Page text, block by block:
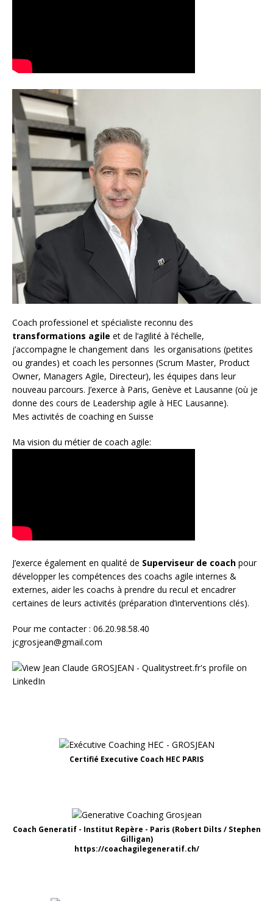
Coach professionel et spécialiste reconnu des
transformations agile et de l‘agilité à l’échelle,
j’accompagne le changement dans les organisations (petites
ou grandes) et coach les personnes (Scrum Master, Product
Owner, Managers Agile, Directeur), les équipes dans leur
nouveau parcours. J’exerce à Paris, Genève et Lausanne (où je
donne des cours de Leadership agile à HEC Lausanne).
Mes activités de coaching en Suisse
Ma vision du métier de coach agile:
J’exerce également en qualité de Superviseur de coach pour
développer les compétences des coachs agile internes &
externes, aider les coachs à prendre du recul et encadrer
certaines de leurs activités (préparation d’interventions clés).
Pour me contacter : 06.20.98.58.40
jcgrosjean@gmail.com
Certifié Executive Coach HEC PARIS
Coach Generatif - Institut Repère - Paris (Robert Dilts / Stephen
Gilligan)
https://coachagilegeneratif.ch/